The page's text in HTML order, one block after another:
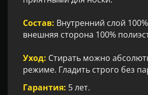
Состав: Внутренний слой
внешняя сторона 100%
Уход: Стирать можно
режиме. Гладить строго без
Гарантия: 5 лет.